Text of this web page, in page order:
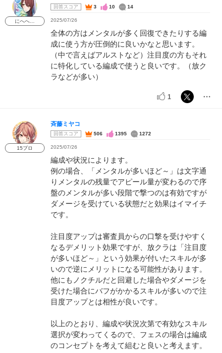
にへへ…
回答スコア 3 10 14
2025/07/26
全体の方はメンタルが多く回復できたりする編
成に使う方が圧倒的に良いかなと思います。
（中で言えばアルストなど）注目度の方もそれ
に特化している編成で使うと良いです。（放ク
ラなどが多い）
1
15プロ
斉藤ミヤコ
回答スコア 506 1395 1272
2025/07/26
編成や状況によります。
例の場合、「メンタルが多いほど～」は文字通
りメンタルの残量でアピール量が変わるので序
盤のメンタルが多い段階で撃つのは有効ですが
ダメージを受けている状態だと効果はイマイチ
です。
注目度アップは審査員からの口撃を受けやすく
なるデメリット効果ですが、放クラは「注目度
が多いほど～」という効果が付いたスキルが多
いので逆にメリットになる可能性があります。
他にもノクチルだと回避した場合やダメージを
受けた場合にバフがかかるスキルが多いので注
目度アップとは相性が良いです。
以上のとおり、編成や状況次第で有効なスキル
選択が変わってくるので、フェスの場合は編成
のコンセプトを考えて組むと良いと考えます。